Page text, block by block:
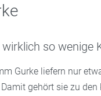
so wenige
Gurke liefern nur
gehört sie zu